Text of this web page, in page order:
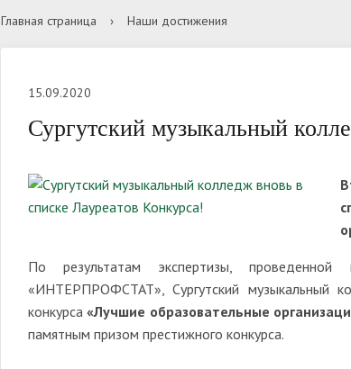
Структура и органы управления
образовательной организацией
Организация питания в
Стипендии
Контакты
Электронный кабинет
преподавателя
ресурсы
Вопрос-ответ. Задать вопрос
вступительных испытаний для
инвалидов и лиц с ОВЗ
поступления
испытаний
Преподаватели-ветераны
Антикоррупционная экспертиза
коррупции
фактах
Главная страница › Наши достижения
15.09.2020
Сургутский музыкальный
По результатам экспертизы, проведенной
«ИНТЕРПРОФСТАТ», Сургутский музыкальный
конкурса«Лучшие образовательные
памятным призом престижного конкурса.